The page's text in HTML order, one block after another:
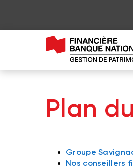
Plan
Groupe
Nos conseillers